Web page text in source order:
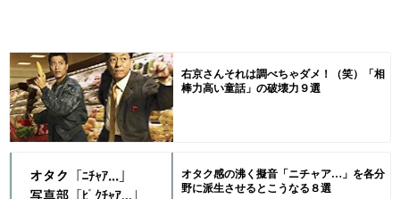
右京さんそれは調べちゃダメ！（笑）「相
棒力高い童話」の破壊力９選
オタク感の沸く擬音「ニチャア…」を各分
野に派生させるとこうなる８選